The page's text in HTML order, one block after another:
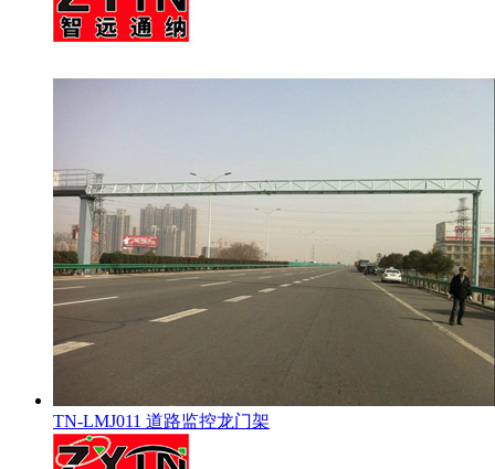
TN-LMJ011 道路监控龙门架